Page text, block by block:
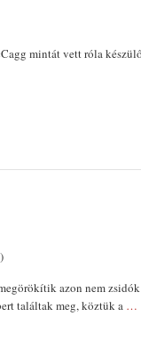
mintát vett róla
azon nem zsidók
találtak meg, köztük a …